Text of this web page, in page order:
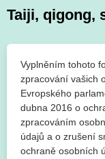
Taiji, qigong,
Vyplněním tohoto
zpracování vašich
Evropského
dubna 2016 o
zpracováním
údajů a o zrušení
ochraně osobních